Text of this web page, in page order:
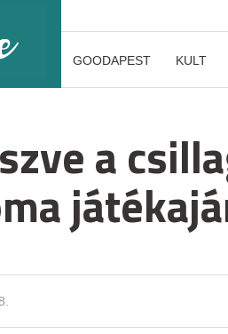
GOODAPEST KULT
a